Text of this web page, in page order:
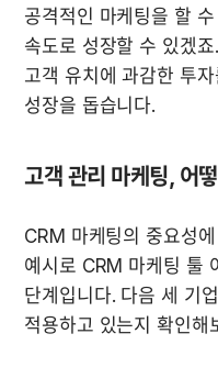
공격적인 마케팅을 할
속도로 성장할 수 있겠
고객 유치에 과감한 투
성장을 돕습니다.
고객 관리 마케팅, 어
CRM 마케팅의 중요성
예시로 CRM 마케팅 툴
단계입니다. 다음 세 기
적용하고 있는지 확인해